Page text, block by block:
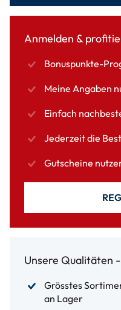
Anmelden &
Bonuspunkte-
Meine Angaben
Einfach
Jederzeit die
Gutscheine
Unsere Qualitäten
Grösstes
an Lager